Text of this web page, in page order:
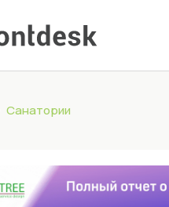
Санатории